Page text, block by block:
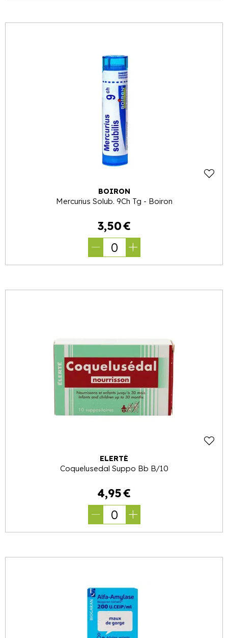
BOIRON
Mercurius Solub. 9Ch Tg - Boiron
3,50€
0
ELERTÉ
Coquelusedal Suppo Bb B/10
4,95€
0